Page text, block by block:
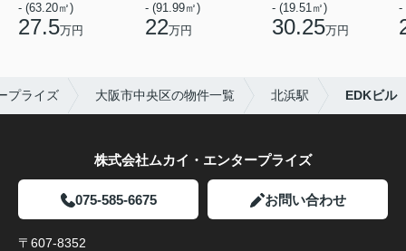
- (63.20㎡)
27.5万円
- (91.99㎡)
22万円
- (19.51㎡)
30.25万円
-
プライズ 大阪市中央区の物件一覧 北浜駅 EDKビル
株式会社ムカイ・エンタープライズ
075-585-6675 お問い合わせ
〒607-8352